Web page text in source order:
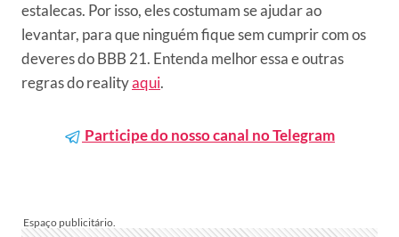
estalecas. Por isso, eles costumam se ajudar ao
levantar, para que ninguém fique sem cumprir com os
deveres do BBB 21. Entenda melhor essa e outras
regras do realityaqui.
Participe do nosso canal no Telegram